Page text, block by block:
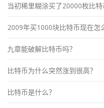
当初稀里糊涂买了20000枚比
2009年买1000块比特币现在怎
九章能破解比特币吗？
比特币为什么突然涨到很高？
比特币是什么？